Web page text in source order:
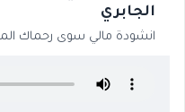
الجابري
انشودة مالي سوى رحماك